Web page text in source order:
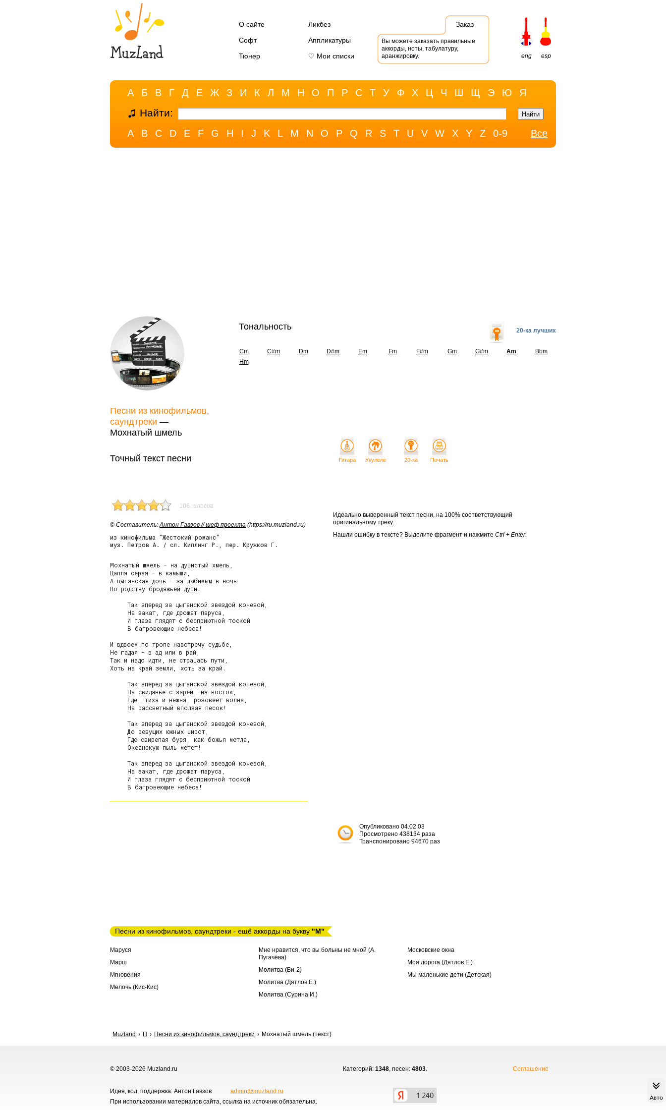
О сайте
Ликбез
Софт
Аппликатуры
Тюнер
♡ Мои списки
Заказ
Вы можете заказать правильные
аккорды, ноты, табулатуру,
аранжировку.
eng esp
А Б В Г Д Е Ж З И К Л М Н О П Р С Т У Ф Х Ц Ч Ш Щ Э Ю Я
Найти:
A B C D E F G H I J K L M N O P Q R S T U V W X Y Z 0-9 Все
Песни из кинофильмов,
саундтреки —
Мохнатый шмель
Тональность 20-ка лучших
Cm C#m Dm D#m Em Fm F#m Gm G#m Am
Bbm
Hm
Точный текст песни
106 голосов
Авто
© Cоставитель:Антон Гавзов // шеф проекта (https://ru.muzland.ru)
из кинофильма "Жестокий романс"
муз. Петров А. / сл. Киплинг Р., пер. Кружков Г.
Мохнатый шмель - на душистый хмель,
Цапля серая - в камыши,
А цыганская дочь - за любимым в ночь
По родству бродяжьей души.
     Так вперед за цыганской звездой кочевой,
     На закат, где дрожат паруса,
     И глаза глядят с бесприютной тоской
     В багровеющие небеса!
И вдвоем по тропе навстречу судьбе,
Не гадая - в ад или в рай,
Так и надо идти, не страшась пути,
Хоть на край земли, хоть за край.
     Так вперед за цыганской звездой кочевой,
     На свиданье с зарей, на восток,
     Где, тиха и нежна, розовеет волна,
     На рассветный вползая песок!
     Так вперед за цыганской звездой кочевой,
     До ревущих южных широт,
     Где свирепая буря, как божья метла,
     Океанскую пыль метет!
     Так вперед за цыганской звездой кочевой,
     На закат, где дрожат паруса,
     И глаза глядят с бесприютной тоской
Гитара Укулеле 20-ка Печать
Идеально выверенный текст песни, на 100% соответствующий
оригинальному треку.
Нашли ошибку в тексте? Выделите фрагмент и нажмите Ctrl + Enter.
Опубликовано 04.02.03
Просмотрено 438134 раза
Транспонировано 94670 раз
Песни из кинофильмов, саундтреки - ещё аккорды на букву "М"
Маруся
Марш
Мгновения
Мелочь (Кис-Кис)
Мне нравится, что вы больны не мной (А.
Пугачёва)
Молитва (Би-2)
Молитва (Дятлов Е.)
Молитва (Сурина И.)
Московские окна
Моя дорога (Дятлов Е.)
Мы маленькие дети (Детская)
Muzland П Песни из кинофильмов, саундтреки Мохнатый шмель (текст)
© 2003-2026 Muzland.ru Категорий: 1348, песен: 4803. Соглашение
Идея, код, поддержка: Антон Гавзов
admin@muzland.ru
При использовании материалов сайта, ссылка на источник обязательна.